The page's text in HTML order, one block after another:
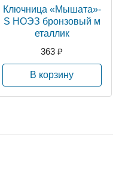
Ключница «Мышата»-
S НОЭЗ бронзовый м
еталлик
363 ₽
В корзину